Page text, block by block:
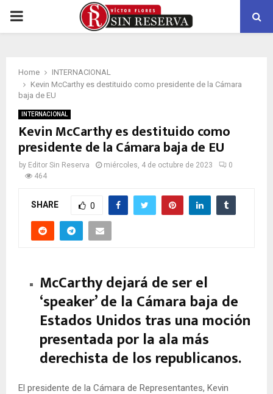
PRIMARY
Home
INTERNACIONAL
Kevin McCarthy es destituido como presidente de la Cámara
baja de EU
INTERNACIONAL
Kevin McCarthy es destituido como
presidente de la Cámara baja de EU
by Editor Sin Reserva miércoles, 4 de octubre de 2023
0
464
SHARE 0
McCarthy dejará de ser el
‘speaker’ de la Cámara baja de
Estados Unidos tras una moción
presentada por la ala más
derechista de los republicanos.
El presidente de la Cámara de Representantes, Kevin